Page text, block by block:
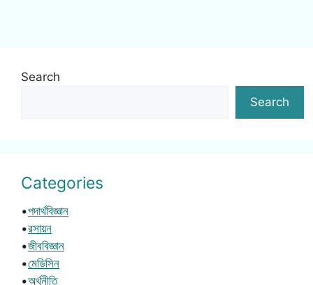
Search
Search
Categories
•পদার্থবিজ্ঞান
•রসায়ন
•জীববিজ্ঞান
•মেডিসিন
•অর্থনীতি